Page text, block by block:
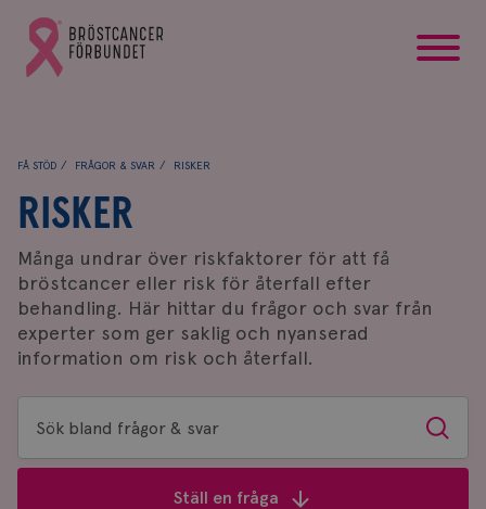
Gå
till
Bröstcancerförbundets
FÅ STÖD FRÅGOR & SVAR RISKER
RISKER
Många undrar över riskfaktorer för att få
bröstcancer eller risk för återfall efter
behandling. Här hittar du frågor och svar från
experter som ger saklig och nyanserad
information om risk och återfall.
Sök
bland
Sök
Ställ en fråga